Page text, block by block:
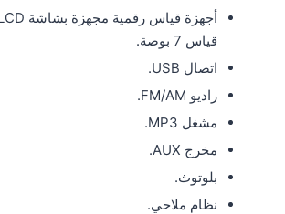
قياس 7 بوصة.
اتصال USB.
راديو FM/AM.
مشغل MP3.
مخرج AUX.
بلوتوث.
نظام ملاحي.